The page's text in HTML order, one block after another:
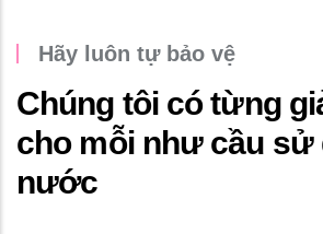
Hãy luôn tự bảo vệ
Chúng tôi có từng
cho mỗi như cầu sử
nước